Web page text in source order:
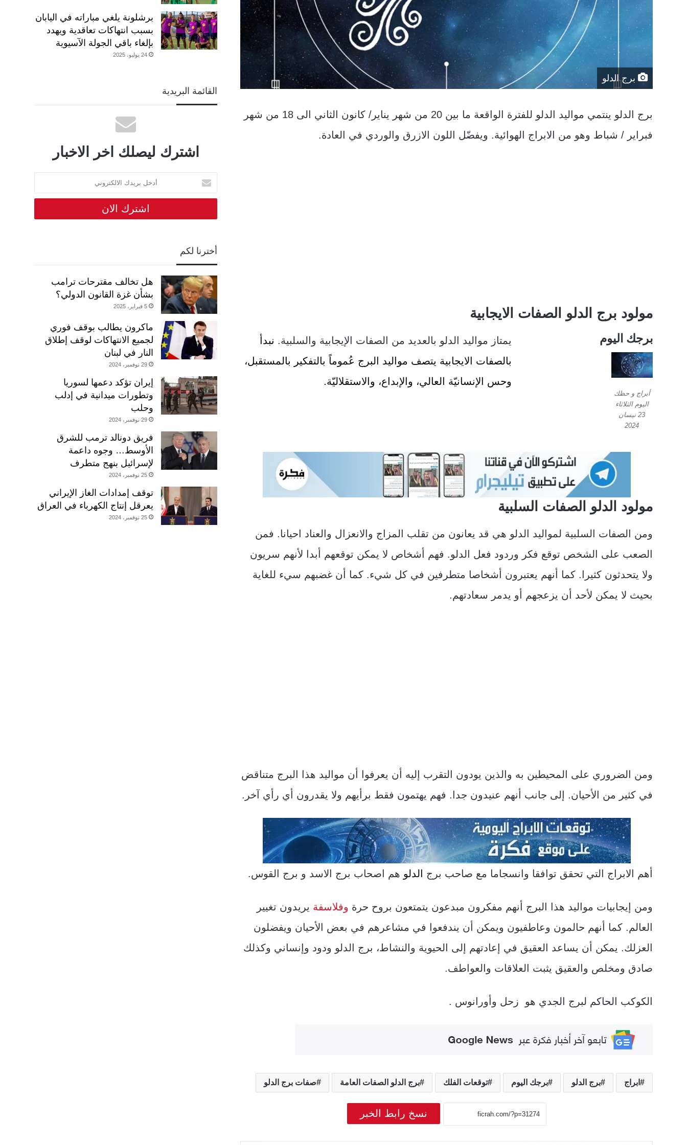
برج الدلو
برج الدلو ينتمي مواليد الدلو للفترة الواقعة ما بين 20 من شهر يناير/ كانون الثاني الى 18 من شهر
فبراير / شباط وهو من الابراج الهوائية. ويفضّل اللون الازرق والوردي في العادة.
مولود برج الدلو الصفات الايجابية
برجك اليوم
أبراج و حظك
اليوم الثلاثاء
23 نيسان
2024
يمتاز مواليد الدلو بالعديد من الصفات الإيجابية والسلبية. نبدأ
بالصفات الايجابية يتصف مواليد البرج عُموماً بالتفكير بالمستقبل،
وحس الإنسانيّة العالي، والإبداع، والاستقلاليّة.
مولود الدلو الصفات السلبية
ومن الصفات السلبية لمواليد الدلو هي قد يعانون من تقلب المزاج والانعزال والعناد احيانا. فمن
الصعب على الشخص توقع فكر وردود فعل الدلو. فهم أشخاص لا يمكن توقعهم أبدا لأنهم سريون
ولا يتحدثون كثيرا. كما أنهم يعتبرون أشخاصا متطرفين في كل شيء. كما أن غضبهم سيء للغاية
بحيث لا يمكن لأحد أن يزعجهم أو يدمر سعادتهم.
ومن الضروري على المحيطين به والذين يودون التقرب إليه أن يعرفوا أن مواليد هذا البرج متناقض
في كثير من الأحيان. إلى جانب أنهم عنيدون جدا. فهم يهتمون فقط برأيهم ولا يقدرون أي رأي آخر.
أهم الابراج التي تحقق توافقا وانسجاما مع صاحب برج الدلو هم اصحاب برج الاسد و برج القوس.
ومن إيجابيات مواليد هذا البرج أنهم مفكرون مبدعون يتمتعون بروح حرة وفلاسفة يريدون تغيير
العالم. كما أنهم حالمون وعاطفيون ويمكن أن يندفعوا في مشاعرهم في بعض الأحيان ويفضلون
العزلك. يمكن أن يساعد العقيق في إعادتهم إلى الحيوية والنشاط، برج الدلو ودود وإنساني وكذلك
صادق ومخلص والعقيق يثبت العلاقات والعواطف.
الكوكب الحاكم لبرج الجدي هو زحل وأورانوس .
ابراج برج الدلو برجك اليوم توقعات الفلك برج الدلو الصفات العامة صفات برج الدلو
نسخ رابط الخبر
برشلونة يلغي مباراته في اليابان
بسبب انتهاكات تعاقدية ويهدد
بإلغاء باقي الجولة الآسيوية
24 يوليو، 2025
القائمة البريدية
اشترك ليصلك اخر الاخبار
أدخل
بريدك
الالكتروني
أخترنا لكم
هل تخالف مقترحات ترامب
بشأن غزة القانون الدولي؟
5 فبراير، 2025
ماكرون يطالب بوقف فوري
لجميع الانتهاكات لوقف إطلاق
النار في لبنان
29 نوفمبر، 2024
إيران تؤكد دعمها لسوريا
وتطورات ميدانية في إدلب
وحلب
29 نوفمبر، 2024
فريق دونالد ترمب للشرق
الأوسط… وجوه داعمة
لإسرائيل بنهج متطرف
25 نوفمبر، 2024
توقف إمدادات الغاز الإيراني
يعرقل إنتاج الكهرباء في العراق
25 نوفمبر، 2024